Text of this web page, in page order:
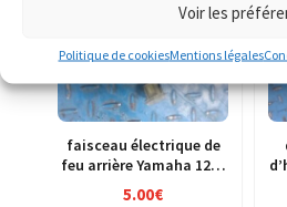
Voir les
Politique de cookiesMentions légales
faisceau électrique de
feu arrière Yamaha 1200
XJR 4pu
5.00€